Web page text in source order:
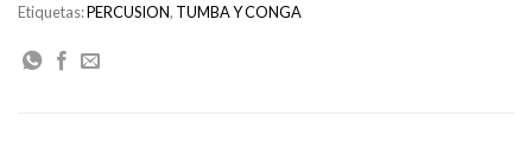
Etiquetas:PERCUSION, TUMBA Y CONGA